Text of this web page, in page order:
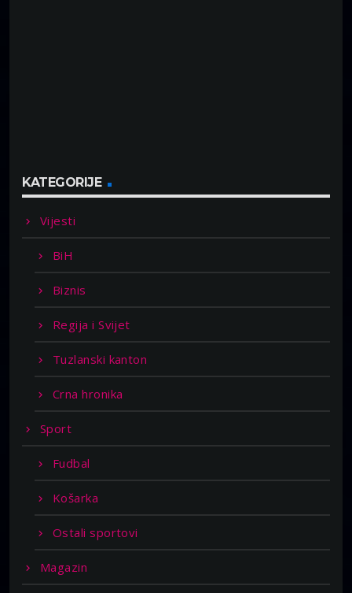
KATEGORIJE
Vijesti
BiH
Biznis
Regija i Svijet
Tuzlanski kanton
Crna hronika
Sport
Fudbal
Košarka
Ostali sportovi
Magazin